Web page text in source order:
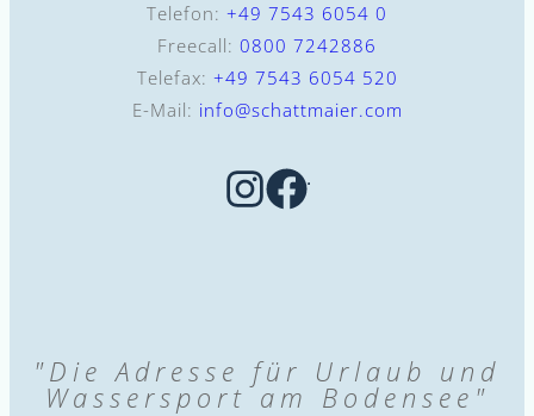
Telefon: +49 7543 6054 0
Freecall: 0800 7242886
Telefax: +49 7543 6054 520
E-Mail: info@schattmaier.com
"Die Adresse für Urlaub und
Wassersport am Bodensee"